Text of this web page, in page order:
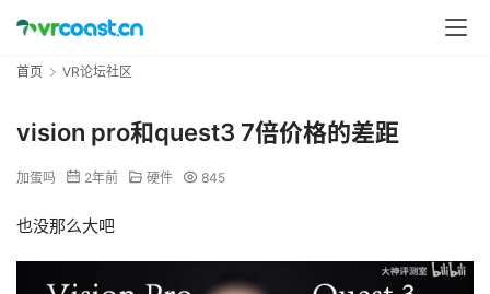
首页 VR论坛社区
vision pro和quest3 7倍价格的差距
加蛋吗 2年前 硬件 845
也没那么大吧